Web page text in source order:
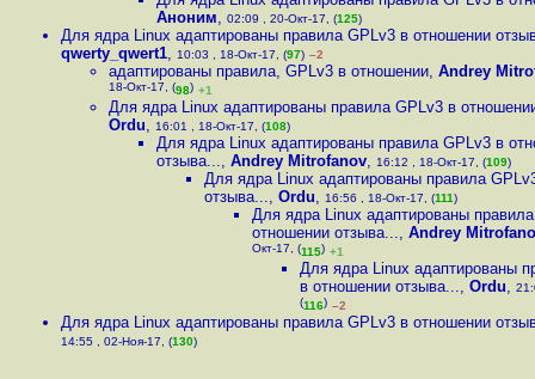
Аноним, 02:09 , 20-Окт-17, (125)
Для ядра Linux адаптированы правила GPLv3 в отношении
qwerty_qwert1, 10:03 , 18-Окт-17, (97) –2
адаптированы правила, GPLv3 в отношении, Andrey
18-Окт-17, (98) +1
Для ядра Linux адаптированы правила GPLv3 в
Ordu, 16:01 , 18-Окт-17, (108)
Для ядра Linux адаптированы правила GPLv3 в
отзыва..., Andrey Mitrofanov, 16:12 , 18-Окт-17, (109)
Для ядра Linux адаптированы правила
отзыва..., Ordu, 16:56 , 18-Окт-17, (111)
Для ядра Linux адаптированы
отношении отзыва..., Andrey
Окт-17, (115) +1
Для ядра Linux адаптированы
в отношении отзыва..., Ordu,
(116) –2
Для ядра Linux адаптированы правила GPLv3 в отношении
14:55 , 02-Ноя-17, (130)